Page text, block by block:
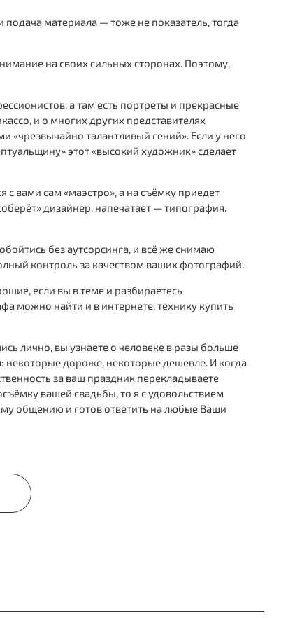
материала — тоже не показатель, тогда
на своих сильных сторонах. Поэтому,
а там есть портреты и прекрасные
и о многих других представителях
«чрезвычайно талантливый гений». Если у него
этот «высокий художник» сделает
вами сам «маэстро», а на съёмку приедет
дизайнер, напечатает — типография.
без аутсорсинга, и всё же снимаю
контроль за качеством ваших фотографий.
если вы в теме и разбираетесь
можно найти и в интернете, технику купить
лично, вы узнаете о человеке в разы больше
некоторые дороже, некоторые дешевле. И когда
за ваш праздник перекладываете
вашей свадьбы, то я с удовольствием
общению и готов ответить на любые Ваши